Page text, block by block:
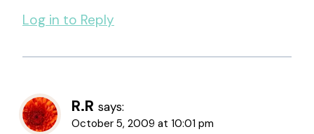
Log in to Reply
R.R says:
October 5, 2009 at 10:01 pm